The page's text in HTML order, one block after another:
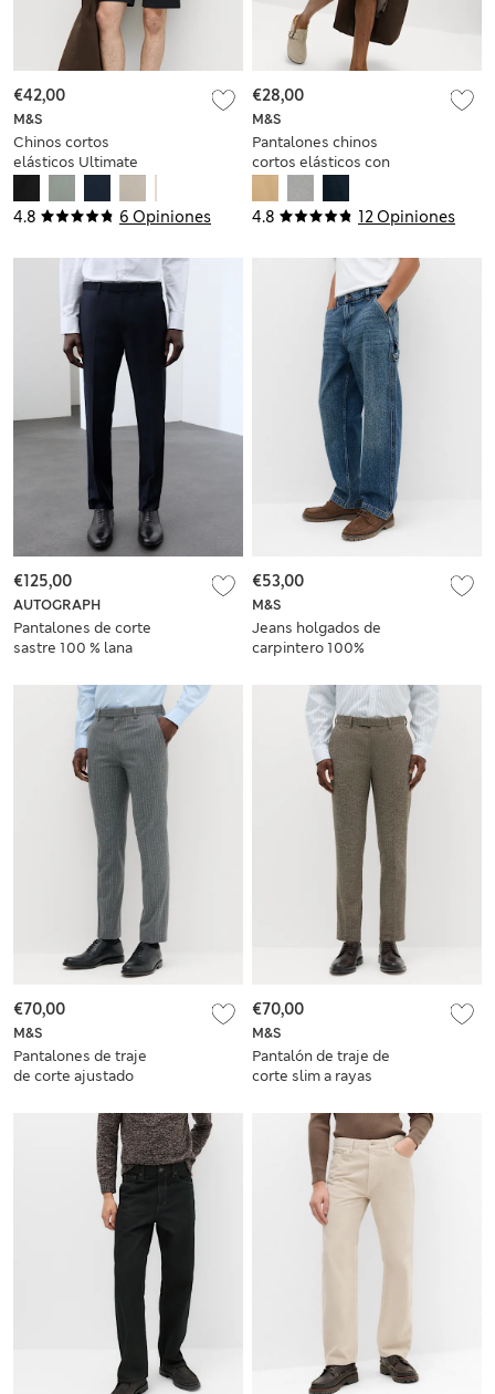
4.8 6 Opiniones
M&S
Chinos cortos
elásticos Ultimate
€42,00
4.8 12 Opiniones
M&S
Pantalones chinos
cortos elásticos con
elástica
€28,00
AUTOGRAPH
Pantalones de corte
sastre 100 % lana
€125,00
M&S
Jeans holgados de
carpintero 100%
€53,00
M&S
Pantalones de traje
de corte ajustado
€70,00
M&S
Pantalón de traje de
corte slim a rayas
€70,00